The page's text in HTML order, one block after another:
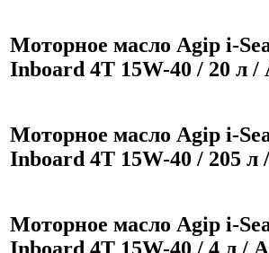
Моторное масло Agip i-
Inboard 4T 15W-40 / 20 л /
Моторное масло Agip i-
Inboard 4T 15W-40 / 205 л
Моторное масло Agip i-
Inboard 4T 15W-40 / 4 л /